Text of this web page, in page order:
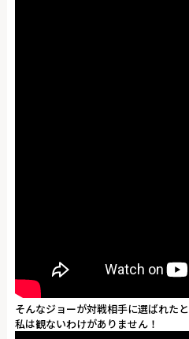
そんなジョーが対戦相手に選ばれた
私は観ないわけがありません！